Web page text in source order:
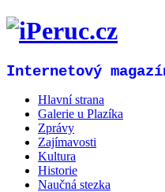
Internetový
Hlavní strana
Galerie u Plazíka
Zprávy
Zajímavosti
Kultura
Historie
Naučná stezka